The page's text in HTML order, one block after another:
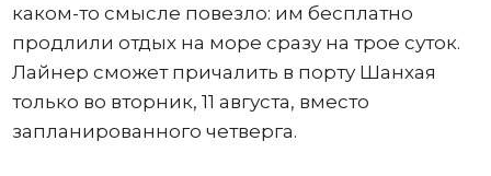
каком-то смысле повезло: им бесплатно
продлили отдых на море сразу на трое суток.
Лайнер сможет причалить в порту Шанхая
только во вторник, 11 августа, вместо
запланированного четверга.